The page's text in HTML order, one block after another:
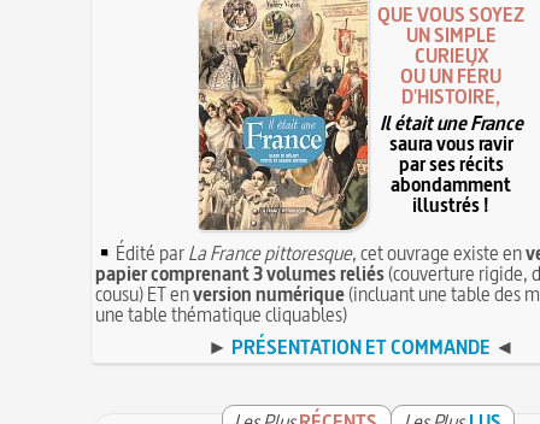
QUE VOUS SOYEZ
UN SIMPLE
CURIEUX
OU UN FÉRU
D'HISTOIRE,
Il était une France
saura vous ravir
par ses récits
abondamment
illustrés !
Édité parLa France pittoresque, cet ouvrage existe en
papier comprenant 3 volumes reliés(couverture rigide,
cousu) ET enversion numérique(incluant une table des
une table thématique cliquables)
► PRÉSENTATION ET COMMANDE ◄